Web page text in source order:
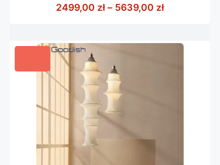
5
2499,00 zł – 5639,00 złZakres cen: